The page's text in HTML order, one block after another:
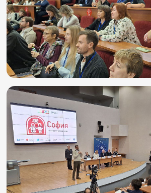
Памятки
Комиксы
Стихи
Педагогам
Школа наставников
IT-урок
Методика
Секреты кода
Незрячим
English
Регистрация
Задать вопрос